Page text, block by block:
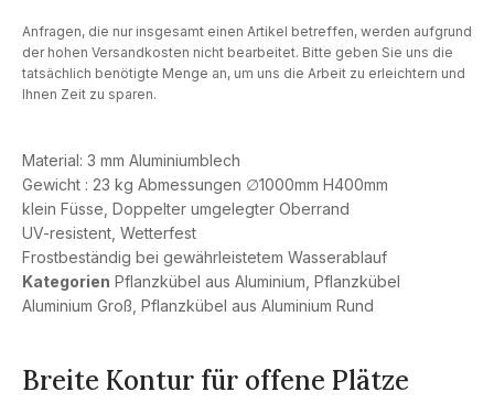
Material: 3 mm Aluminiumblech
Gewicht : 23 kg Abmessungen ∅1000mm H400mm
klein Füsse, Doppelter umgelegter Oberrand
UV-resistent, Wetterfest
Frostbeständig bei gewährleistetem Wasserablauf
Kategorien Pflanzkübel aus Aluminium Pflanzkübel
Aluminium Groß Pflanzkübel aus Aluminium Rund
Breite Kontur für offene Plätze
Anfragen, die nur insgesamt einen Artikel betreffen, werden aufgrund
der hohen Versandkosten nicht bearbeitet. Bitte geben Sie uns die
tatsächlich benötigte Menge an, um uns die Arbeit zu erleichtern und
Ihnen Zeit zu sparen.